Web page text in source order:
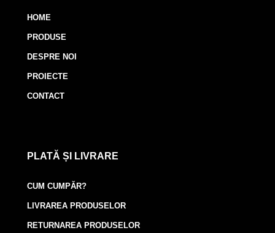
HOME
PRODUSE
DESPRE NOI
PROIECTE
CONTACT
PLATĂ ȘI LIVRARE
CUM CUMPĂR?
LIVRAREA PRODUSELOR
RETURNAREA PRODUSELOR